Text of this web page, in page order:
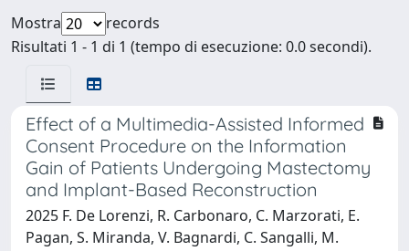
Mostra
records
Risultati 1 - 1 di 1 (tempo di esecuzione: 0.0 secondi).
Effect of a Multimedia-Assisted Informed
Consent Procedure on the Information
Gain of Patients Undergoing Mastectomy
and Implant-Based Reconstruction
2025 F. De Lorenzi, R. Carbonaro, C. Marzorati, E.
Pagan, S. Miranda, V. Bagnardi, C. Sangalli, M.